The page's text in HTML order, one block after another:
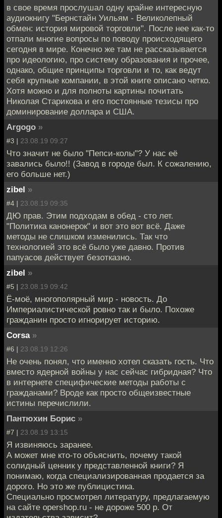
в свое время прослушал одну крайне интересную
аудиокнигу "Бернстайн Уильям - Великолепный
обмен: история мировой торговли". После нее как-то
отпали многие вопросы по поводу происходящего
сегодня в мире. Конечно же там не рассказывается
про идеологию, про систему образования и прочее,
однако, общие принципы торговли и то, как ведут
себя крупные компании, в этой книге описано четко.
Хотя можно и для полноты картины почитать
Николая Старикова и его постоянные тезисы про
доминирование доллара и США.
Argogo »
#3 | 23.08.19 09:27
Что значит не было "Пепси-колы"? У нас её
завались было!! (Завод в городе был. К сожалению,
его больше нет.)
zibel »
#4 | 23.08.19 09:35
ДЮ прав. Этим подходам в обед - сто лет.
"Политика канонерок" и вот это вот всё. Даже
методы не слишком изменились. Так что
технологией это всё было уже давно. Против
папуасов действует безотказно.
zibel »
#5 | 23.08.19 09:42
Ё-моё, многополярный мир - новость. До
Империалистической ровно так и было. Похоже
гражданин просто игнорирует историю.
Corsa »
#6 | 23.08.19 12:26
Не очень понял, что именно хотел сказать гость. Что
вместо ядерной войны у нас сейчас гибридная? Что
в интернете специфические методы работы с
гражданами? Вроде как просто общеизвестные
истины перечислили.
Пантюхин Борис »
#7 | 23.08.19 13:15
Я извиняюсь заранее.
А может мне кто-то объяснить, почему такой
солидный ценник у представленной книги? Я
понимаю, когда специализированная продается за
дорого. Но это же публицистика.
Специально просмотрел литературу, предлагаемую
на сайте opershop.ru - не дороже 500 р. От